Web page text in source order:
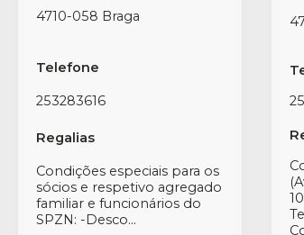
4710-058 Braga
Telefone
253283616
Regalias
Condições especiais para os
sócios e respetivo agregado
familiar e funcionários do
SPZN: -Desco...